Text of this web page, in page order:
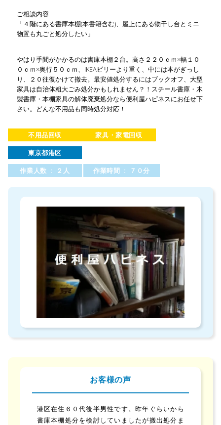
ご相談内容
「４階にある書庫本棚(本書籍含む)、屋上にある物干し台とミニ
物置も丸ごと処分したい」
やはり手間がかかるのは書庫本棚２台。高さ２２０ｃｍ×幅１０
０ｃｍ×奥行５０ｃｍ、IKEAビリーより重く、中には本がぎっし
り、２０往復かけて撤去。最安値処分するにはブックオフ、大型
家具は自治体粗大ごみ処分かもしれません？！スチール書庫・木
製書庫・本棚家具の解体廃棄処分なら便利屋ハピネスにお任せ下
さい。どんな不用品も同時処分対応！
不用品回収
家具・家電回収
東京都港区
作業人数 : ２人
作業時間 : ７０分
お客様の声
港区在住６０代後半男性です。昨年ぐらいから
書庫本棚処分を検討していましたが搬出処分ま